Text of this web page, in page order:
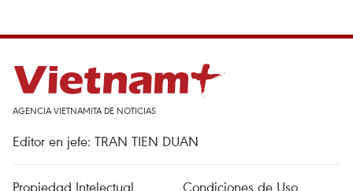
AGENCIA VIETNAMITA DE NOTICIAS
Editor en jefe: TRAN TIEN DUAN
Propiedad Intelectual Condiciones de Uso